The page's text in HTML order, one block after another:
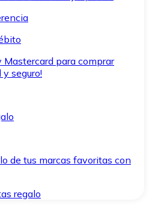
para comprar
y seguro!
de tus marcas favoritas con
regalo